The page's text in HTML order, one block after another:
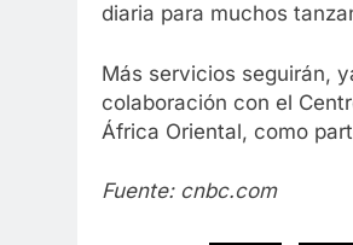
diaria para muchos
Más servicios seguirán,
colaboración con el
África Oriental, como
Fuente: cnbc.com